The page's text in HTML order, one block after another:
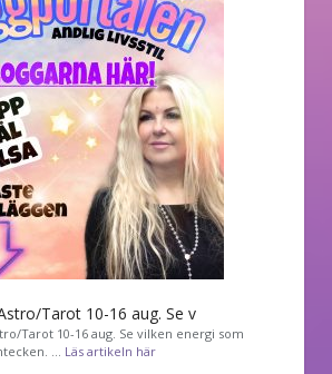
Tarot 10-16 aug. Se v
Tarot 10-16 aug. Se vilken energi som
… Läs artikeln här